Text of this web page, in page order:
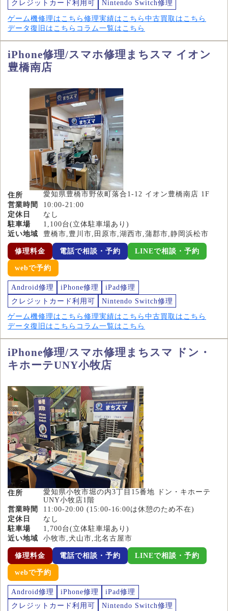
クレジットカード利用可
Nintendo Switch修理
ゲーム機修理はこちら 修理実績はこちら 中古買取はこちら
データ復旧はこちら コラム一覧はこちら
iPhone修理/スマホ修理まちスマ イオン
豊橋南店
住所
愛知県豊橋市野依町落合1-12 イオン豊橋南店 1F
営業時間
10:00-21:00
定休日
なし
駐車場
1,100台(立体駐車場あり)
近い地域
豊橋市,豊川市,田原市,湖西市,蒲郡市,静岡浜松市
修理料金 電話で相談・予約 LINEで相談・予約
webで予約
Android修理 iPhone修理
iPad修理
クレジットカード利用可
Nintendo Switch修理
ゲーム機修理はこちら 修理実績はこちら 中古買取はこちら
データ復旧はこちら コラム一覧はこちら
iPhone修理/スマホ修理まちスマ ドン・
キホーテUNY小牧店
住所
愛知県小牧市堀の内3丁目15番地 ドン・キホーテ
UNY小牧店1階
営業時間
11:00-20:00 (15:00-16:00は休憩のため不在)
定休日
なし
駐車場
1,700台(立体駐車場あり)
近い地域
小牧市,犬山市,北名古屋市
修理料金 電話で相談・予約 LINEで相談・予約
webで予約
Android修理 iPhone修理
iPad修理
クレジットカード利用可
Nintendo Switch修理